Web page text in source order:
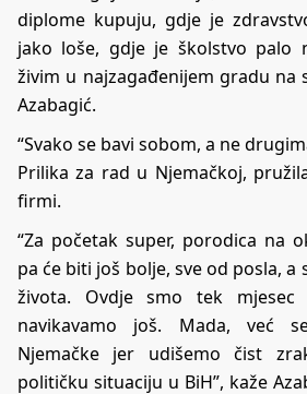
diplome kupuju, gdje je
jako loše, gdje je školstvo palo
živim u najzagađenijem gradu na
Azabagić.
“Svako se bavi sobom, a ne
Prilika za rad u Njemačkoj,
firmi.
“Za početak super, porodica na
pa će biti još bolje, sve od posla,
života. Ovdje smo tek
navikavamo još. Mada, već
Njemačke jer udišemo čist
političku situaciju u BiH”, kaže